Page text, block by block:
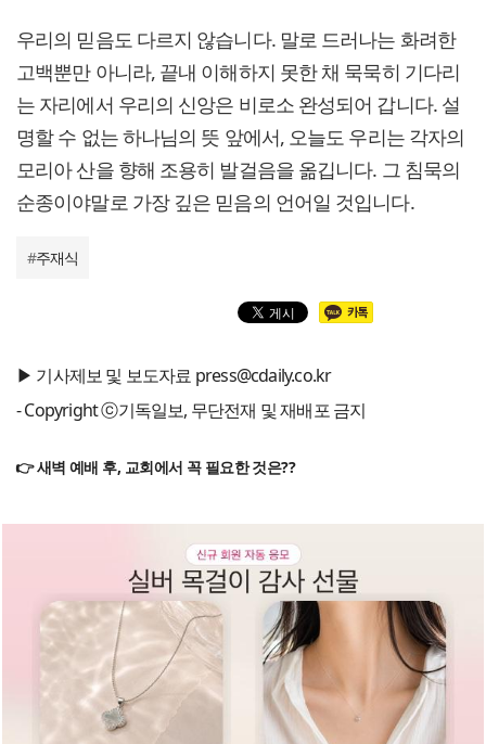
우리의 믿음도 다르지 않습니다. 말로 드러나는 화려한
고백뿐만 아니라, 끝내 이해하지 못한 채 묵묵히 기다리
는 자리에서 우리의 신앙은 비로소 완성되어 갑니다. 설
명할 수 없는 하나님의 뜻 앞에서, 오늘도 우리는 각자의
모리아 산을 향해 조용히 발걸음을 옮깁니다. 그 침묵의
순종이야말로 가장 깊은 믿음의 언어일 것입니다.
#주재식
▶ 기사제보 및 보도자료 press@cdaily.co.kr
- Copyright ⓒ기독일보, 무단전재 및 재배포 금지
👉 새벽 예배 후, 교회에서 꼭 필요한 것은??